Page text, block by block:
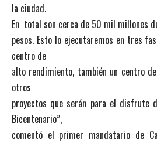
la ciudad.
En total son cerca de 50 mil millones
pesos. Esto lo ejecutaremos en tres
centro de
alto rendimiento, también un centro
otros
proyectos que serán para el disfrute
Bicentenario”,
comentó el primer mandatario de